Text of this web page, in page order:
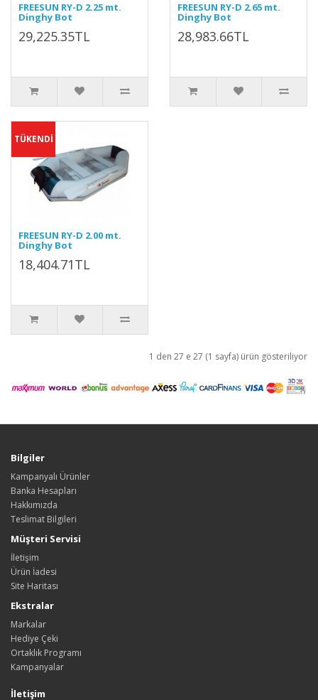
FREESUN RY-D 2.25 mt.
Dinghy Bot
29,225.35TL
FREESUN RY-D 2.65 mt.
Dinghy Bot
28,983.66TL
TÜKENDİ
FREESUN RY-D 2.00 mt.
Dinghy Bot
18,404.71TL
1 den 27 e 27 (1 sayfa) ürün gösteriliyor
Bilgiler
Kampanyalı Ürünler
Banka Hesapları
Hakkımızda
Teslimat Bilgileri
Müşteri Servisi
İletişim
Ürün İadesi
Site Haritası
Ekstralar
Markalar
Hediye Çeki
Ortaklık Programı
Kampanyalar
İletişim